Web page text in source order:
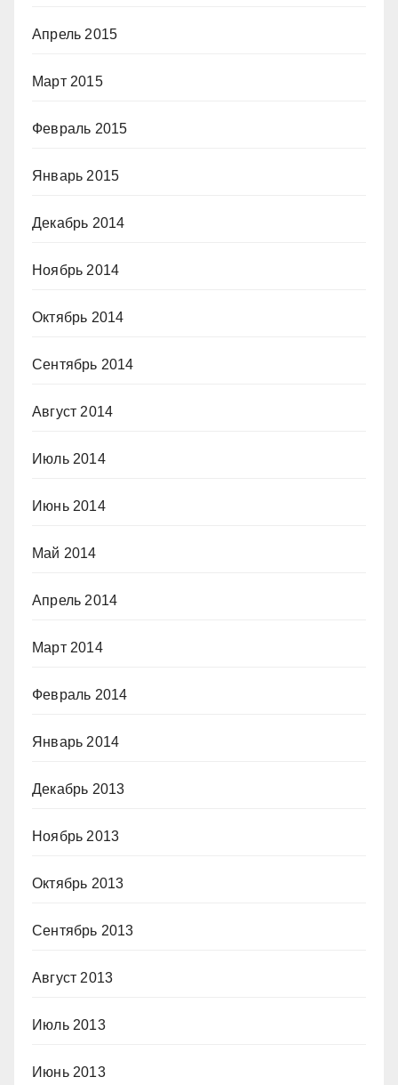
Апрель 2015
Март 2015
Февраль 2015
Январь 2015
Декабрь 2014
Ноябрь 2014
Октябрь 2014
Сентябрь 2014
Август 2014
Июль 2014
Июнь 2014
Май 2014
Апрель 2014
Март 2014
Февраль 2014
Январь 2014
Декабрь 2013
Ноябрь 2013
Октябрь 2013
Сентябрь 2013
Август 2013
Июль 2013
Июнь 2013